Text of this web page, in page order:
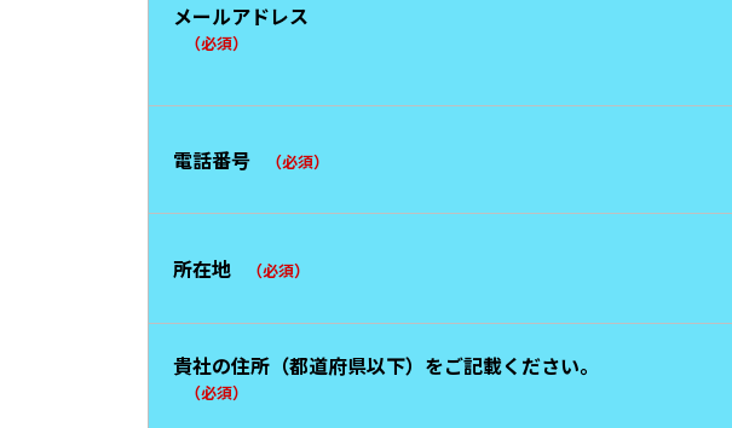
メールアドレス
（必須）
電話番号 （必須）
所在地 （必須）
貴社の住所（都道府県以下）をご記載ください。
（必須）